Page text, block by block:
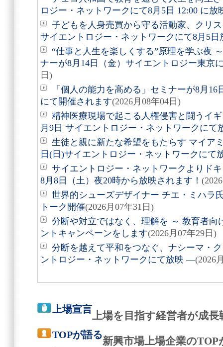
ロジー・ネットワークにて8月5日 12:00 に放
子どもを人身売買から守る活動家、クリ
サイエントロジー・ネットワークにて8月5
“仕事と人生を楽しくする”原理を学ぶ夜
ナーが8月14日（金）サイエントロジー東京
日)
「個人の能力を高める」セミナーが8月
にて開催されます(2026月08年04日)
精神医療現場で起こる人権侵害と闘うイ
月9日 サイエントロジー・ネットワークにて
生徒と親に新たな希望をもたらす マイア
日(日)サイエントロジー・ネットワークにて
サイエントロジー・ネットワークよりド
8月8日（土）夜20時から放映されます！
世界的シューズデザイナー チエ・ミハラ
トーク開催(2026月07年31日)
分断や対立ではなく、理解を ～ 教育者向
ントキャンペーンをします(2026月07年29日)
分断を越えて平和をつなぐ、ナシーマ・
ントロジー・ネットワークにて放映 ―(2026
上場宣言
上場を目指す経営者が成
TOPが語る
新興市場上場企業の